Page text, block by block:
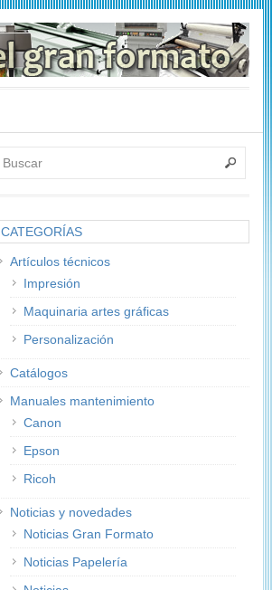
CATEGORÍAS
Artículos técnicos
Impresión
Maquinaria artes gráficas
Personalización
Catálogos
Manuales mantenimiento
Canon
Epson
Ricoh
Noticias y novedades
Noticias Gran Formato
Noticias Papelería